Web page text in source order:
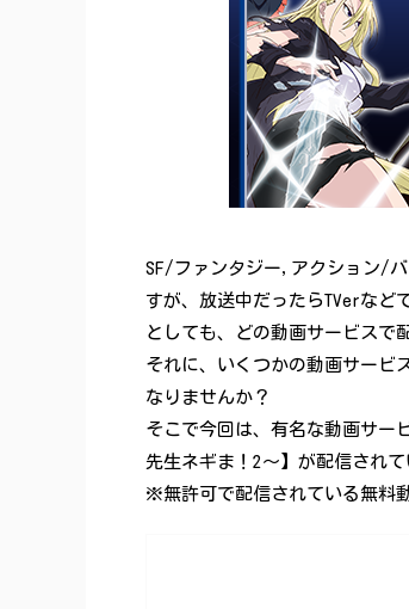
SF/ファンタジー,アクション/バ
すが、放送中だったらTVerなど
としても、どの動画サービス
それに、いくつかの動画サービ
なりませんか？
そこで今回は、有名な動画サー
先生ネギま！2～】が配信され
※無許可で配信されている無料